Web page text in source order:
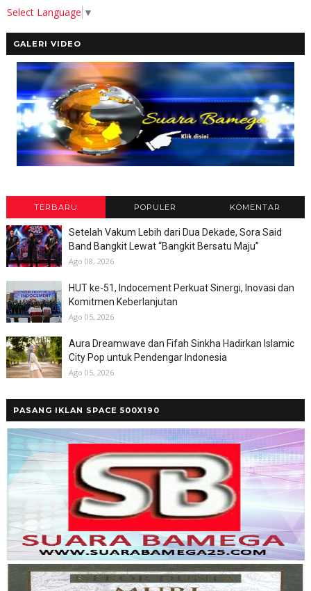
Select Language ▼
GALERI VIDEO
TERBARU POPULER KOMENTAR
Setelah Vakum Lebih dari Dua Dekade, Sora Said
Band Bangkit Lewat “Bangkit Bersatu Maju”
Ago 08, 2026
HUT ke-51, Indocement Perkuat Sinergi, Inovasi dan
Komitmen Keberlanjutan
Ago 05, 2026
Aura Dreamwave dan Fifah Sinkha Hadirkan Islamic
City Pop untuk Pendengar Indonesia
Ago 05, 2026
PASANG IKLAN SPACE 500X190